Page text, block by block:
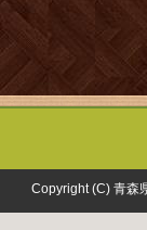
Copyright (C) 青森